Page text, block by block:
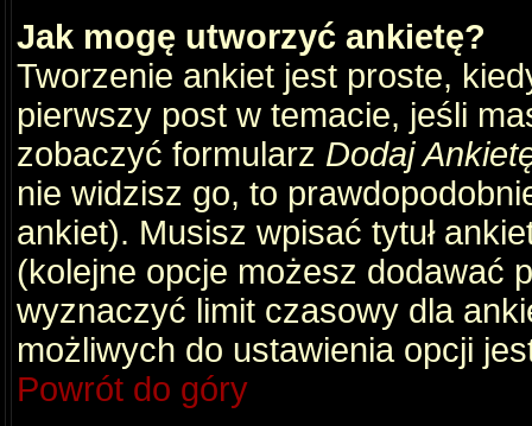
Jak mogę utworzyć ankietę?
Tworzenie ankiet jest proste,
pierwszy post w temacie, jeśli
zobaczyć formularz Dodaj
nie widzisz go, to
ankiet). Musisz wpisać tytuł
(kolejne opcje możesz dodawać
wyznaczyć limit czasowy dla
możliwych do ustawienia opcji
Powrót do góry